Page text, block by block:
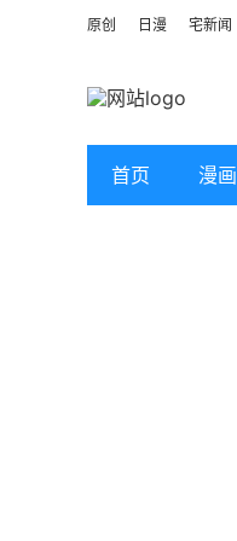
原创 日漫 宅新闻
首页 漫画